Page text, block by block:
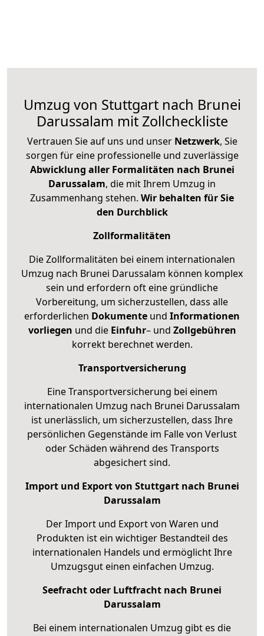
Umzug von Stuttgart nach Brunei
Darussalam mit Zollcheckliste
Vertrauen Sie auf uns und unser Netzwerk, Sie
sorgen für eine professionelle und zuverlässige
Abwicklung aller Formalitäten nach Brunei
Darussalam, die mit Ihrem Umzug in
Zusammenhang stehen. Wir behalten für Sie
den Durchblick
Zollformalitäten
Die Zollformalitäten bei einem internationalen
Umzug nach Brunei Darussalam können komplex
sein und erfordern oft eine gründliche
Vorbereitung, um sicherzustellen, dass alle
erforderlichen Dokumente und Informationen
vorliegen und die Einfuhr– und Zollgebühren
korrekt berechnet werden.
Transportversicherung
Eine Transportversicherung bei einem
internationalen Umzug nach Brunei Darussalam
ist unerlässlich, um sicherzustellen, dass Ihre
persönlichen Gegenstände im Falle von Verlust
oder Schäden während des Transports
abgesichert sind.
Import und Export von Stuttgart nach Brunei
Darussalam
Der Import und Export von Waren und
Produkten ist ein wichtiger Bestandteil des
internationalen Handels und ermöglicht Ihre
Umzugsgut einen einfachen Umzug.
Seefracht oder Luftfracht nach Brunei
Darussalam
Bei einem internationalen Umzug gibt es die